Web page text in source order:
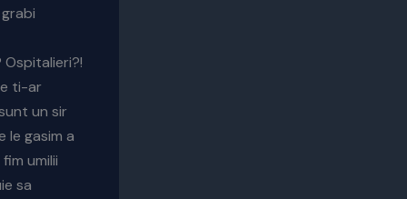
ti-ar
un sir
le gasim a
umilii
sa